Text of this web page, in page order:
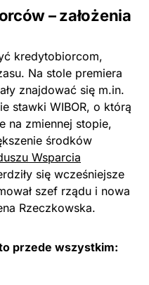
– założenia
kredytobiorcom,
Na stole premiera
znajdować się m.in.
stawki WIBOR, o którą
na zmiennej stopie,
środków
Wsparcia
się wcześniejsze
szef rządu i nowa
Rzeczkowska.
przede wszystkim: